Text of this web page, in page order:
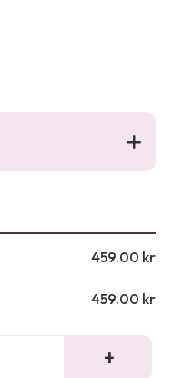
459.00 kr
459.00 kr
+